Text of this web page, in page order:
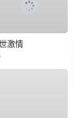
激情